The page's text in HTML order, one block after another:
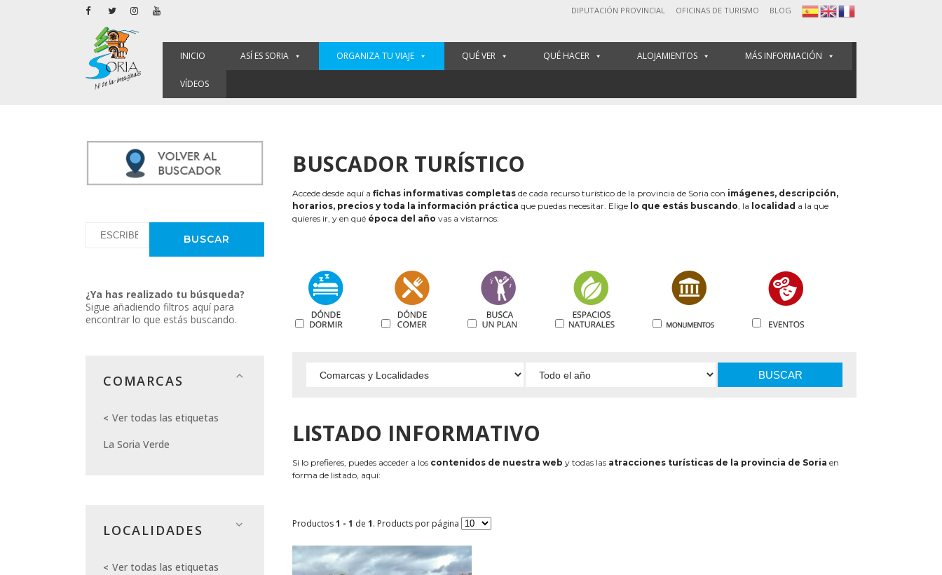
DIPUTACIÓN PROVINCIAL OFICINAS DE TURISMO BLOG
INICIO ASÍ ES SORIA ORGANIZA TU VIAJE QUÉ VER QUÉ HACER ALOJAMIENTOS MÁS INFORMACIÓN
VÍDEOS
¿Ya has realizado tu búsqueda?
Sigue añadiendo filtros aquí para
encontrar lo que estás buscando.
COMARCAS
Ver todas las etiquetas
La Soria Verde
LOCALIDADES
Ver todas las etiquetas
BUSCADOR TURÍSTICO
Accede desde aquí a fichas informativas completas de cada recurso turístico de la provincia de Soria con imágenes, descripción,
horarios, precios y toda la información práctica que puedas necesitar. Elige lo que estás buscando, la localidad a la que
quieres ir, y en qué época del año vas a vistarnos:
BUSCAR
LISTADO INFORMATIVO
Si lo prefieres, puedes acceder a los contenidos de nuestra web y todas las atracciones turísticas de la provincia de Soria en
forma de listado, aquí:
Productos1 - 1 de 1. Products por página